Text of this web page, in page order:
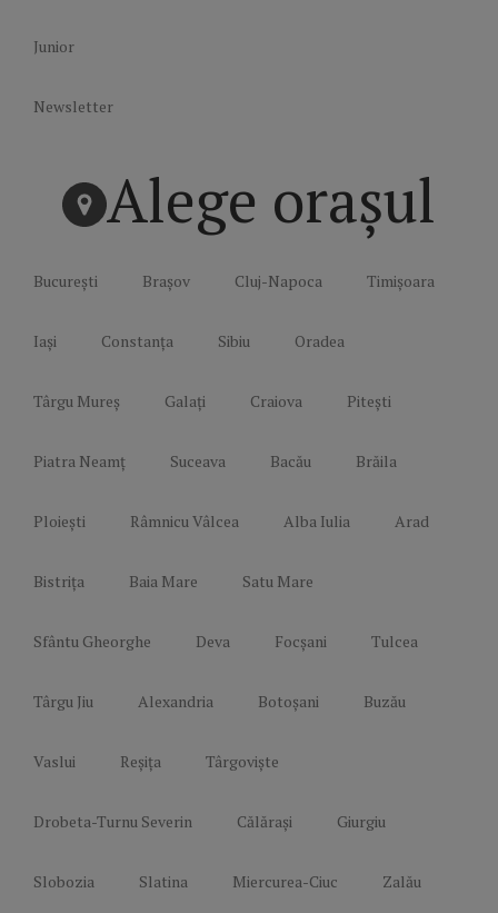
Junior
Newsletter
Alege orașul
București Brașov Cluj-Napoca Timișoara
Iași Constanța Sibiu Oradea
Târgu Mureș Galați Craiova Pitești
Piatra Neamț Suceava Bacău Brăila
Ploiești Râmnicu Vâlcea Alba Iulia Arad
Bistrița Baia Mare Satu Mare
Sfântu Gheorghe Deva Focșani Tulcea
Târgu Jiu Alexandria Botoșani Buzău
Vaslui Reșița Târgoviște
Drobeta-Turnu Severin Călărași Giurgiu
Slobozia Slatina Miercurea-Ciuc Zalău